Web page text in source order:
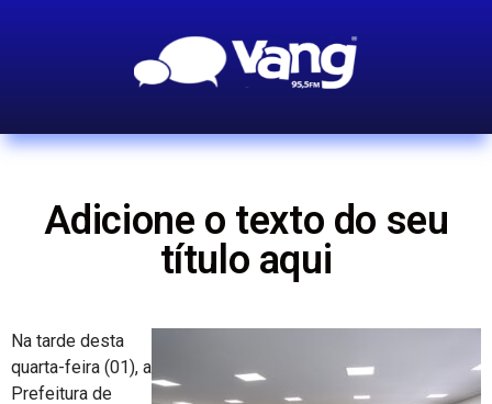
Adicione o texto do seu
título aqui
Na tarde desta
quarta-feira (01), a
Prefeitura de